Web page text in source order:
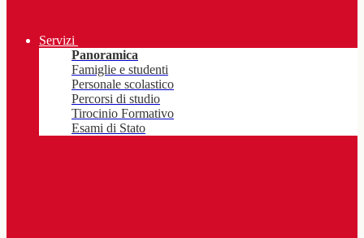
Servizi
Panoramica
Famiglie e studenti
Personale scolastico
Percorsi di studio
Tirocinio Formativo
Esami di Stato